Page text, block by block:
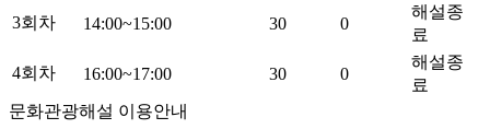
3회차 14:00~15:00 30 0
해설종
료
4회차 16:00~17:00 30 0
해설종
료
문화관광해설 이용안내